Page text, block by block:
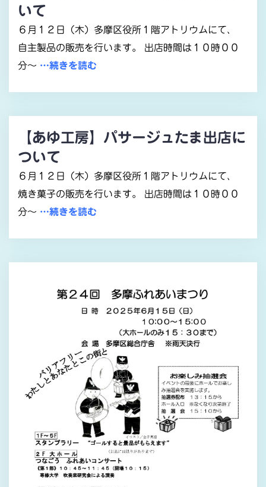
いて
６月１２日（木）多摩区役所１階アトリウムにて、
自主製品の販売を行います。 出店時間は１０時００
分～ …続きを読む
【あゆ工房】パサージュたま出店に
ついて
６月１２日（木）多摩区役所１階アトリウムにて、
焼き菓子の販売を行います。 出店時間は１０時００
分～ …続きを読む